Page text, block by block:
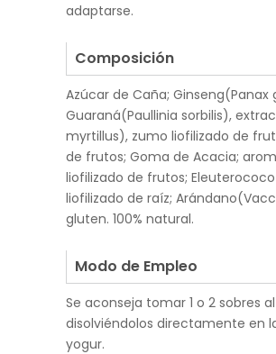
adaptarse.
Composición
Azúcar de Caña;
Guaraná(Paullinia sorbilis),
myrtillus), zumo liofilizado de
de frutos; Goma de Acacia;
liofilizado de frutos;
liofilizado de raíz;
gluten. 100% natural.
Modo de Empleo
Se aconseja tomar 1 o 2 sobres
disolviéndolos directamente en
yogur.